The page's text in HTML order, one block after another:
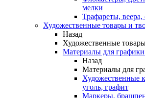
мелки
Трафареты,
Художественные товары и
Назад
Художественные
Материалы для графики
Назад
Материалы для
Художественные
уголь, графит
Маркеры,